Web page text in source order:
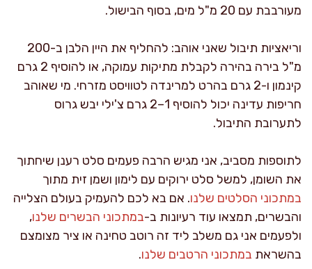
מעורבבת עם 20 מ"ל מים, בסוף הבישול.
וריאציות תיבול שאני אוהב: להחליף את היין הלבן ב-200
מ"ל בירה בהירה לקבלת מתיקות עמוקה, או להוסיף 2 גרם
קינמון ו-2 גרם בהרט למרינדה לטוויסט מזרחי. מי שאוהב
חריפות עדינה יכול להוסיף 1–2 גרם צ'ילי יבש גרוס
לתערובת התיבול.
לתוספות מסביב, אני מגיש הרבה פעמים סלט רענן שיחתוך
את השומן, למשל סלט ירוקים עם לימון ושמן זית מתוך
במתכוני הסלטים שלנו. אם בא לכם להעמיק בעולם הצלייה
והבשרים, תמצאו עוד רעיונות ב-במתכוני הבשרים שלנו,
ולפעמים אני גם משלב ליד זה רוטב טחינה או ציר מצומצם
בהשראת במתכוני הרטבים שלנו.